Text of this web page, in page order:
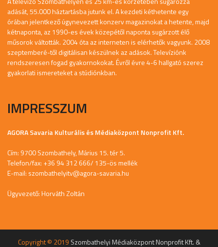
adását, 55.000 háztartásba jutunk el. A kezdeti kéthetente egy
órában jelentkező úgynevezett konzerv magazinokat a hetente, majd
kétnaponta, az 1990-es évek közepétől naponta sugárzott élő
műsorok váltották. 2004 óta az interneten is elérhetők vagyunk. 2008
szeptemberé-től digitálisan készülnek az adások. Televíziónk
rendszeresen fogad gyakornokokat. Évről évre 4-6 hallgató szerez
gyakorlati ismereteket a stúdiónkban.
IMPRESSZUM
AGORA Savaria Kulturális és Médiaközpont Nonprofit Kft.
Cím: 9700 Szombathely, Márius 15. tér 5.
Telefon/fax: +36 94 312 666/ 135-ös mellék
E-mail: szombathelyitv@agora-savaria.hu
Ügyvezető: Horváth Zoltán
Copyright © 2019 Szombathelyi Médiaközpont Nonprofit Kft. &